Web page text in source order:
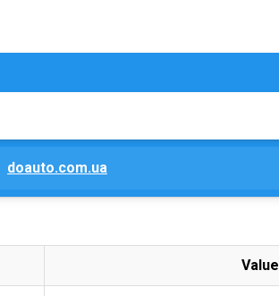
doauto.com.ua
Value